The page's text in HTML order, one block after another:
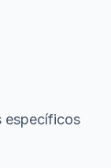
específicos